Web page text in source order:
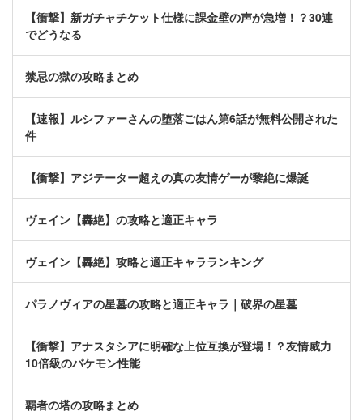
【衝撃】新ガチャチケット仕様に課金壁の声が急増！？30連
でどうなる
禁忌の獄の攻略まとめ
【速報】ルシファーさんの堕落ごはん第6話が無料公開された
件
【衝撃】アジテーター超えの真の友情ゲーが黎絶に爆誕
ヴェイン【轟絶】の攻略と適正キャラ
ヴェイン【轟絶】攻略と適正キャラランキング
パラノヴィアの星墓の攻略と適正キャラ｜破界の星墓
【衝撃】アナスタシアに明確な上位互換が登場！？友情威力
10倍級のバケモン性能
覇者の塔の攻略まとめ